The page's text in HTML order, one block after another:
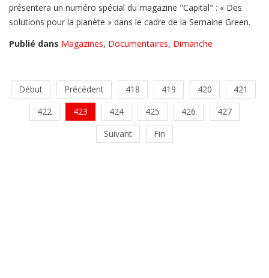
présentera un numéro spécial du magazine "Capital" : « Des
solutions pour la planète » dans le cadre de la Semaine Green.
Publié dans Magazines, Documentaires, Dimanche
Début Précédent 418 419 420
421
422
423 424 425 426
427
Suivant
Fin